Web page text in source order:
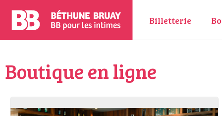
Billetterie
Boutique en ligne